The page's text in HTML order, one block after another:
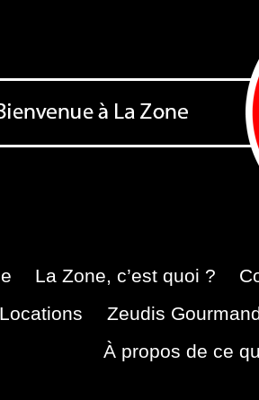
La Zone, c’est quoi ?
Locations
Zeudis
À propos de ce